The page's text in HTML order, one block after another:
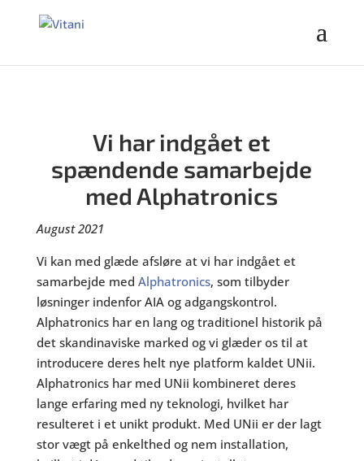
Vi har indgået et
spændende samarbejde
med Alphatronics
August 2021
Vi kan med glæde afsløre at vi har indgået et
samarbejde med Alphatronics, som tilbyder
løsninger indenfor AIA og adgangskontrol.
Alphatronics har en lang og traditionel historik på
det skandinaviske marked og vi glæder os til at
introducere deres helt nye platform kaldet UNii.
Alphatronics har med UNii kombineret deres
lange erfaring med ny teknologi, hvilket har
resulteret i et unikt produkt. Med UNii er der lagt
stor vægt på enkelthed og nem installation,